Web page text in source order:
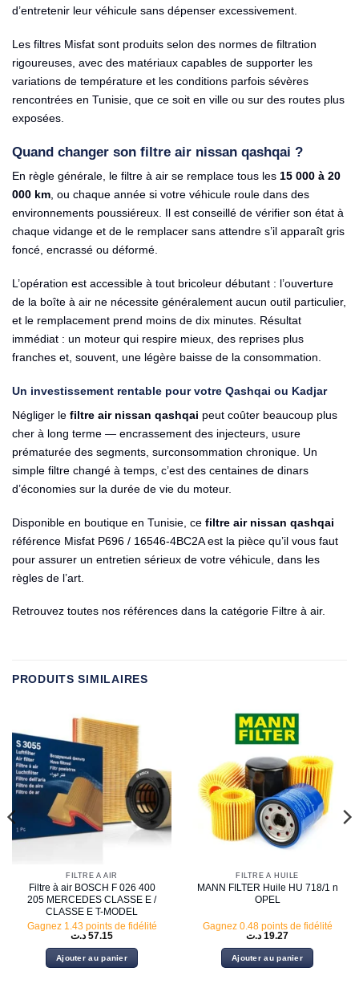
d’entretenir leur véhicule sans dépenser excessivement.
Les filtres Misfat sont produits selon des normes de filtration
rigoureuses, avec des matériaux capables de supporter les
variations de température et les conditions parfois sévères
rencontrées en Tunisie, que ce soit en ville ou sur des routes plus
exposées.
Quand changer son filtre air nissan qashqai ?
En règle générale, le filtre à air se remplace tous les 15 000 à 20
000 km, ou chaque année si votre véhicule roule dans des
environnements poussiéreux. Il est conseillé de vérifier son état à
chaque vidange et de le remplacer sans attendre s’il apparaît gris
foncé, encrassé ou déformé.
L’opération est accessible à tout bricoleur débutant : l’ouverture
de la boîte à air ne nécessite généralement aucun outil particulier,
et le remplacement prend moins de dix minutes. Résultat
immédiat : un moteur qui respire mieux, des reprises plus
franches et, souvent, une légère baisse de la consommation.
Un investissement rentable pour votre Qashqai ou Kadjar
Négliger le filtre air nissan qashqai peut coûter beaucoup plus
cher à long terme — encrassement des injecteurs, usure
prématurée des segments, surconsommation chronique. Un
simple filtre changé à temps, c’est des centaines de dinars
d’économies sur la durée de vie du moteur.
Disponible en boutique en Tunisie, ce filtre air nissan qashqai
référence Misfat P696 / 16546-4BC2A est la pièce qu’il vous faut
pour assurer un entretien sérieux de votre véhicule, dans les
règles de l’art.
Retrouvez toutes nos références dans la catégorie Filtre à air.
PRODUITS SIMILAIRES
FILTRE À AIR
Filtre à air BOSCH F 026 400
205 MERCEDES CLASSE E /
CLASSE E T-MODEL
Gagnez 1.43 points de fidélité
57.15 د.ت
Ajouter au panier
FILTRE À HUILE
MANN FILTER Huile HU 718/1 n
OPEL
Gagnez 0.48 points de fidélité
19.27 د.ت
Ajouter au panier